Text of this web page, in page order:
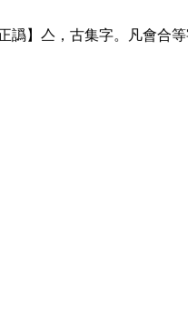
譌】亼，古集字。凡會合